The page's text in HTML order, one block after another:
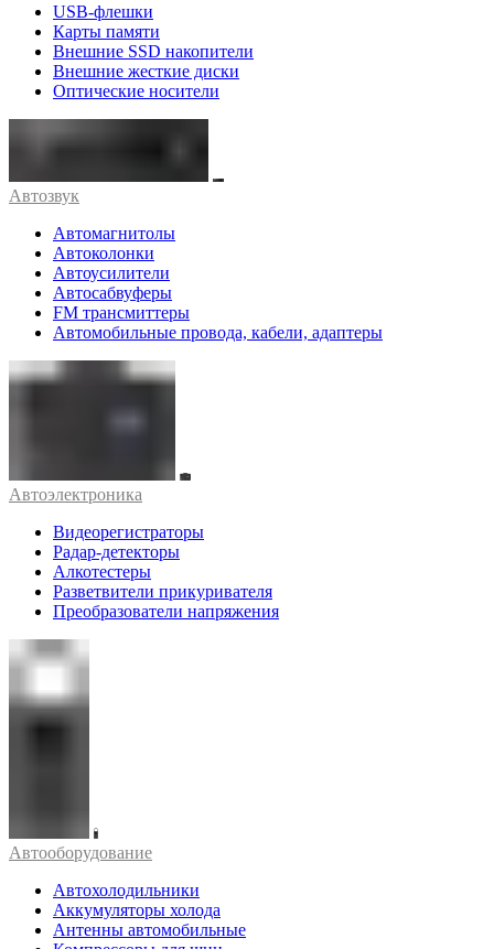
USB-флешки
Карты памяти
Внешние SSD накопители
Внешние жесткие диски
Оптические носители
Автозвук
Автомагнитолы
Автоколонки
Автоусилители
Автосабвуферы
FM трансмиттеры
Автомобильные провода, кабели, адаптеры
Автоэлектроника
Видеорегистраторы
Радар-детекторы
Алкотестеры
Разветвители прикуривателя
Преобразователи напряжения
Автооборудование
Автохолодильники
Аккумуляторы холода
Антенны автомобильные